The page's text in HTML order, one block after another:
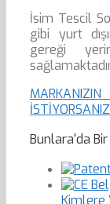
İsim Tescil
gibi yurt
gereği
Bunlara'da
Kimlere